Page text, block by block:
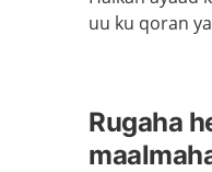
uu ku qoran
Rugaha